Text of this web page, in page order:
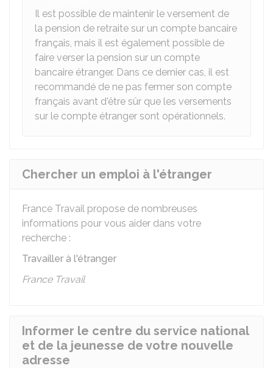
Il est possible de maintenir le versement de
la pension de retraite sur un compte bancaire
français, mais il est également possible de
faire verser la pension sur un compte
bancaire étranger. Dans ce dernier cas, il est
recommandé de ne pas fermer son compte
français avant d'être sûr que les versements
sur le compte étranger sont opérationnels.
Chercher un emploi à l'étranger
France Travail propose de nombreuses
informations pour vous aider dans votre
recherche :
Travailler à l'étranger
France Travail
Informer le centre du service national
et de la jeunesse de votre nouvelle
adresse